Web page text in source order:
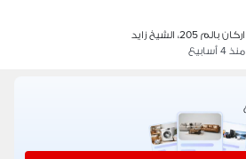
اركان بالم 205، الشيخ زايد
منذ 4 أسابيع